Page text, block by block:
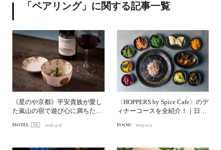
「ペアリング」に関する記事一覧
《星のや京都》平安貴族が愛し
た嵐山の宿で遊び心に満ちた日
HOTEL 2026.4.27
〈HOPPERS by Spice Cafe〉のデ
ィナーコースを全紹介！｜日本
FOOD 2025.12.9